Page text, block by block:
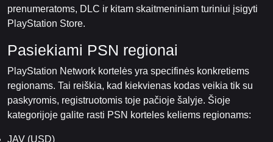
prenumeratoms, DLC ir kitam skaitmeniniam turiniui įsigyti
PlayStation Store.
Pasiekiami PSN regionai
PlayStation Network kortelės yra specifinės konkretiems
regionams. Tai reiškia, kad kiekvienas kodas veikia tik su
paskyromis, registruotomis toje pačioje šalyje. Šioje
kategorijoje galite rasti PSN korteles keliems regionams:
JAV (USD)